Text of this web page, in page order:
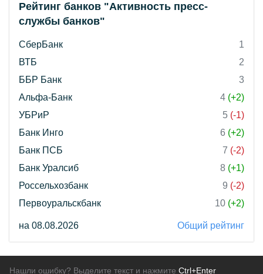
Рейтинг банков "Активность пресс-
службы банков"
СберБанк
1
ВТБ
2
ББР Банк
3
Альфа-Банк
4 (+2)
УБРиР
5 (-1)
Банк Инго
6 (+2)
Банк ПСБ
7 (-2)
Банк Уралсиб
8 (+1)
Россельхозбанк
9 (-2)
Первоуральскбанк
10 (+2)
на 08.08.2026 Общий рейтинг
Нашли ошибку? Выделите текст и нажмите Ctrl+Enter